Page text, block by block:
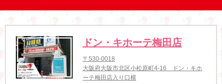
ドン・キホーテ梅田店
〒530-0018
大阪府大阪市北区小松原町4-16 ドン・キホ
ーテ梅田店入り口横